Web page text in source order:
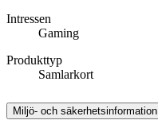
Intressen
Gaming
Produkttyp
Samlarkort
Miljö- och säkerhetsinformation